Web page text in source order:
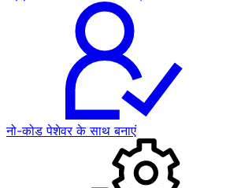
नो-कोड पेशेवर के साथ बनाएं